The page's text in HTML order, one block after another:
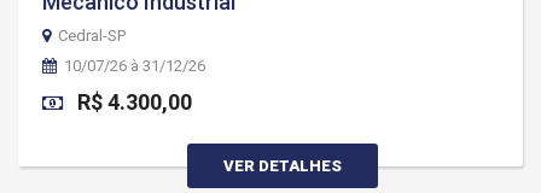
Cedral-SP
10/07/26 à 31/12/26
R$ 4.300,00
VER DETALHES